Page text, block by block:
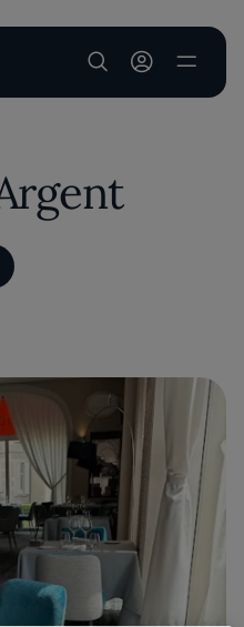
User account